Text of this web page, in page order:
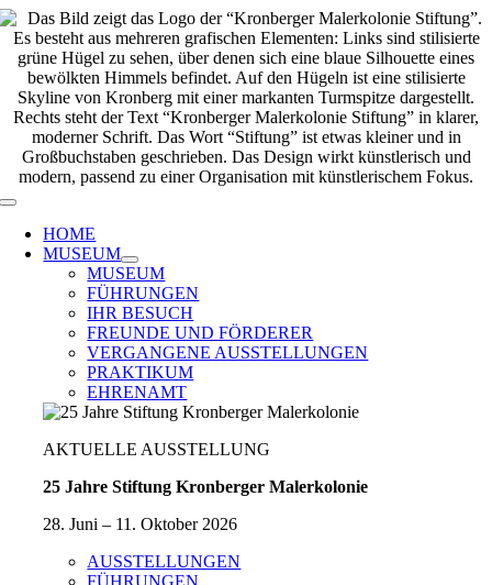
Zum
Inhalt
springen
Toggle
Navigation
HOME
MUSEUM
MUSEUM
FÜHRUNGEN
IHR BESUCH
FREUNDE UND FÖRDERER
VERGANGENE AUSSTELLUNGEN
PRAKTIKUM
EHRENAMT
AKTUELLE AUSSTELLUNG
25 Jahre Stiftung Kronberger Malerkolonie
28. Juni – 11. Oktober 2026
AUSSTELLUNGEN
FÜHRUNGEN